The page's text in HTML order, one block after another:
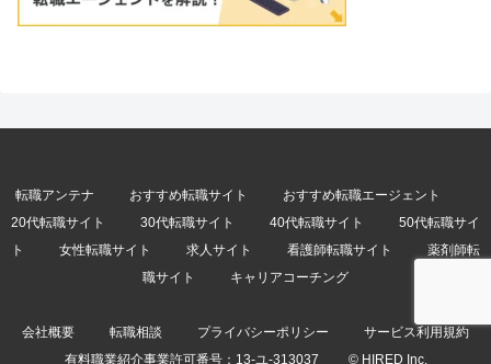
転職アンテナ おすすめ転職サイト
おすすめ転職エージェント
20代転職サイト
30代転職サイト 40代転職サイト
50代転職サイ
ト
女性転職サイト 求人サイト 看護師転職サイト
薬剤師転
職サイト
キャリアコーチング
会社概要 転職相談 プライバシーポリシー
サービス利用規約
有料職業紹介事業許可番号： 13-ユ-313037 © HIRED Inc.